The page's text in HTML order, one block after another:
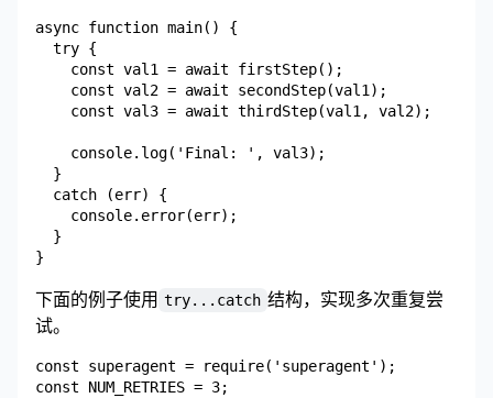
async function main() {
  try {
    const val1 = await firstStep();
    const val2 = await secondStep(val1);
    const val3 = await thirdStep(val1, val2);
    console.log('Final: ', val3);
  }
  catch (err) {
    console.error(err);
  }
下面的例子使用 try...catch 结构，实现多次重复尝
试。
const superagent = require('superagent');
const NUM_RETRIES = 3;